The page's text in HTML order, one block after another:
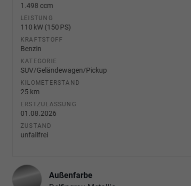
1.498 ccm
LEISTUNG
110 kW (150 PS)
KRAFTSTOFF
Benzin
KATEGORIE
SUV/Geländewagen/Pickup
KILOMETERSTAND
25 km
ERSTZULASSUNG
01.08.2026
ZUSTAND
unfallfrei
Außenfarbe